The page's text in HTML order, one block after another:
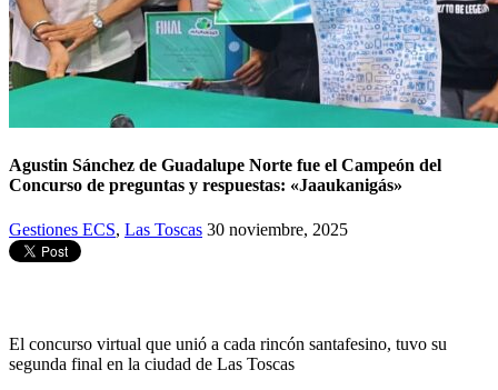
Agustin Sánchez de Guadalupe Norte fue el Campeón del
Concurso de preguntas y respuestas: «Jaaukanigás»
Gestiones ECS, Las Toscas 30 noviembre, 2025
El concurso virtual que unió a cada rincón santafesino, tuvo su
segunda final en la ciudad de Las Toscas